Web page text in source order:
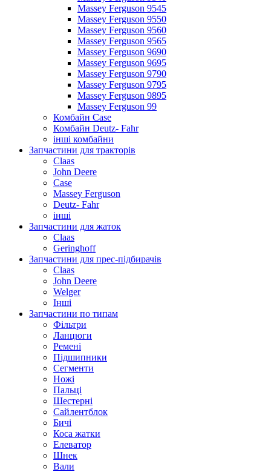
Massey Ferguson 9545
Massey Ferguson 9550
Massey Ferguson 9560
Massey Ferguson 9565
Massey Ferguson 9690
Massey Ferguson 9695
Massey Ferguson 9790
Massey Ferguson 9795
Massey Ferguson 9895
Massey Ferguson 99
Комбайн Case
Комбайн Deutz- Fahr
інші комбайни
Запчастини для тракторів
Claas
John Deere
Case
Massey Ferguson
Deutz- Fahr
інші
Запчастини для жаток
Claas
Geringhoff
Запчастини для прес-підбирачів
Claas
John Deere
Welger
Інші
Запчастини по типам
Фільтри
Ланцюги
Ремені
Підшипники
Сегменти
Ножі
Пальці
Шестерні
Сайлентблок
Бичі
Коса жатки
Елеватор
Шнек
Вали